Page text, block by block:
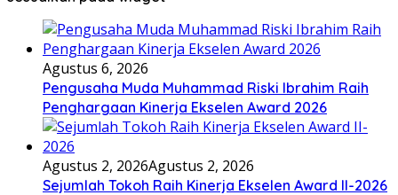
Agustus 6, 2026
Pengusaha Muda Muhammad Riski Ibrahim Raih
Penghargaan Kinerja Ekselen Award 2026
Agustus 2, 2026Agustus 2, 2026
Sejumlah Tokoh Raih Kinerja Ekselen Award II-2026